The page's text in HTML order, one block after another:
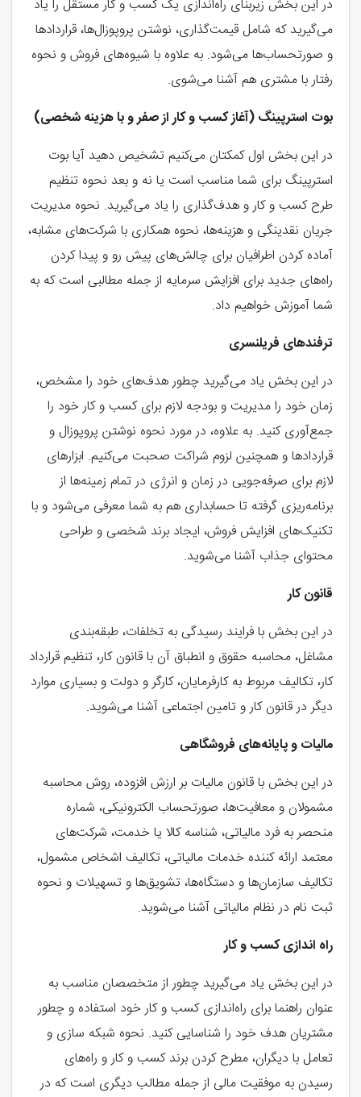
در این بخش زیربنای راه‌اندازی یک کسب و کار مستقل را یاد
می‌گیرید که شامل قیمت‌گذاری، نوشتن پروپوزال‌ها، قراردادها
و صورتحساب‌ها می‌شود. به علاوه با شیوه‌های فروش و نحوه
رفتار با مشتری هم آشنا می‌شوی.
بوت استرپینگ (آغاز کسب و کار از صفر و با هزینه شخصی)
در این بخش اول کمکتان می‌کنیم تشخیص دهید آیا بوت
استرپینگ برای شما مناسب است یا نه و بعد نحوه تنظیم
طرح کسب و کار و هدف‌گذاری را یاد می‌گیرید. نحوه مدیریت
جریان نقدینگی و هزینه‌ها، نحوه همکاری با شرکت‌های مشابه،
آماده کردن اطرافیان برای چالش‌های پیش رو و پیدا کردن
راه‌های جدید برای افزایش سرمایه از جمله مطالبی است که به
شما آموزش خواهیم داد.
ترفندهای فریلنسری
در این بخش یاد می‌گیرید چطور هدف‌های خود را مشخص،
زمان خود را مدیریت و بودجه لازم برای کسب و کار خود را
جمع‌آوری کنید.‌ به علاوه، در مورد نحوه نوشتن پروپوزال و
قرارداد‌ها و همچنین لزوم شراکت صحبت می‌کنیم. ابزارهای
لازم برای صرفه‌جویی در زمان و انرژی در تمام زمینه‌ها از
برنامه‌ریزی گرفته تا حسابداری هم به شما معرفی می‌شود و با
تکنیک‌های افزایش فروش، ایجاد برند شخصی و طراحی
محتوای جذاب آشنا می‌شوید.
قانون کار
در این بخش با فرایند رسیدگی به تخلفات، طبقه‌بندی
مشاغل، محاسبه حقوق و انطباق آن با قانون کار، تنظیم قرارداد
کار، تکالیف مربوط به کارفرمایان، کارگر و دولت و بسیاری موارد
دیگر در قانون کار و تامین اجتماعی آشنا می‌شوید.
مالیات و پایانه‌های فروشگاهی
در این بخش با قانون مالیات بر ارزش افزوده، روش محاسبه
مشمولان و معافیت‌ها، صورتحساب الکترونیکی، شماره
منحصر به فرد مالیاتی، شناسه کالا یا خدمت، شرکت‌های
معتمد ارائه کننده خدمات مالیاتی، تکالیف اشخاص مشمول،
تکالیف سازمان‌ها و دستگاه‌ها، تشویق‌ها و تسهیلات و نحوه
ثبت نام در نظام مالیاتی آشنا می‌شوید.
راه اندازی کسب و کار
در این بخش یاد می‌گیرید چطور از متخصصان مناسب به
عنوان راهنما برای راه‌اندازی کسب و کار خود استفاده و چطور
مشتریان هدف خود را شناسایی کنید. نحوه شبکه سازی و
تعامل با دیگران، مطرح کردن برند کسب و کار و راه‌های
رسیدن به موفقیت مالی از جمله مطالب دیگری است که در